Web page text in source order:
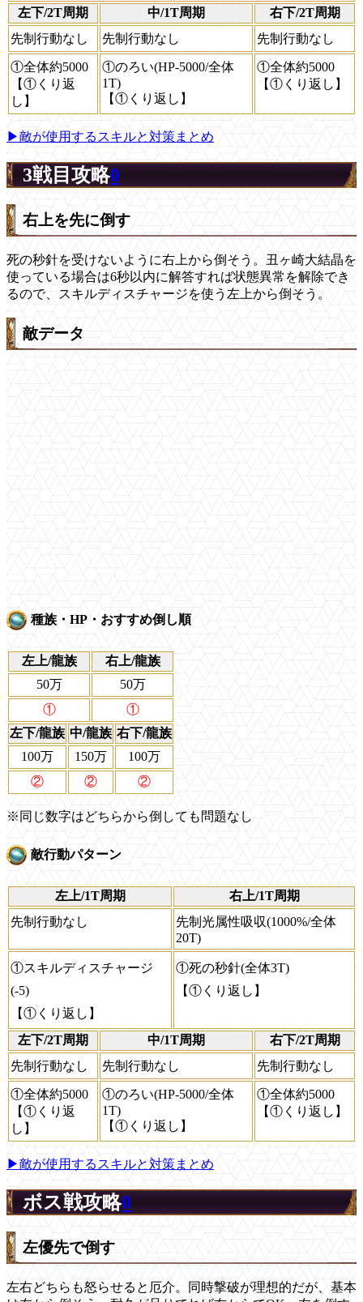
左下/2T周期 中/1T周期
右下/2T周期
先制行動なし
先制行動なし 先制行動なし
①全体約5000
【①くり返
し】
①のろい(HP-5000/全体
1T)
【①くり返し】
①全体約5000
【①くり返し】
▶敵が使用するスキルと対策まとめ
3戦目攻略0
右上を先に倒す
死の秒針を受けないように右上から倒そう。丑ヶ崎大結晶を
使っている場合は6秒以内に解答すれば状態異常を解除でき
るので、スキルディスチャージを使う左上から倒そう。
敵データ
種族・HP・おすすめ倒し順
左上/龍族
右上/龍族
50万
50万
①
①
左下/龍族 中/龍族 右下/龍族
100万
150万
100万
②
② ②
※同じ数字はどちらから倒しても問題なし
敵行動パターン
左上/1T周期
右上/1T周期
先制行動なし
先制光属性吸収(1000%/全体
20T)
①スキルディスチャージ
(-5)
【①くり返し】
①死の秒針(全体3T)
【①くり返し】
左下/2T周期 中/1T周期
右下/2T周期
先制行動なし
先制行動なし 先制行動なし
①全体約5000
【①くり返
し】
①のろい(HP-5000/全体
1T)
【①くり返し】
①全体約5000
【①くり返し】
▶敵が使用するスキルと対策まとめ
ボス戦攻略0
左優先で倒す
左右どちらも怒らせると厄介。同時撃破が理想的だが、基本